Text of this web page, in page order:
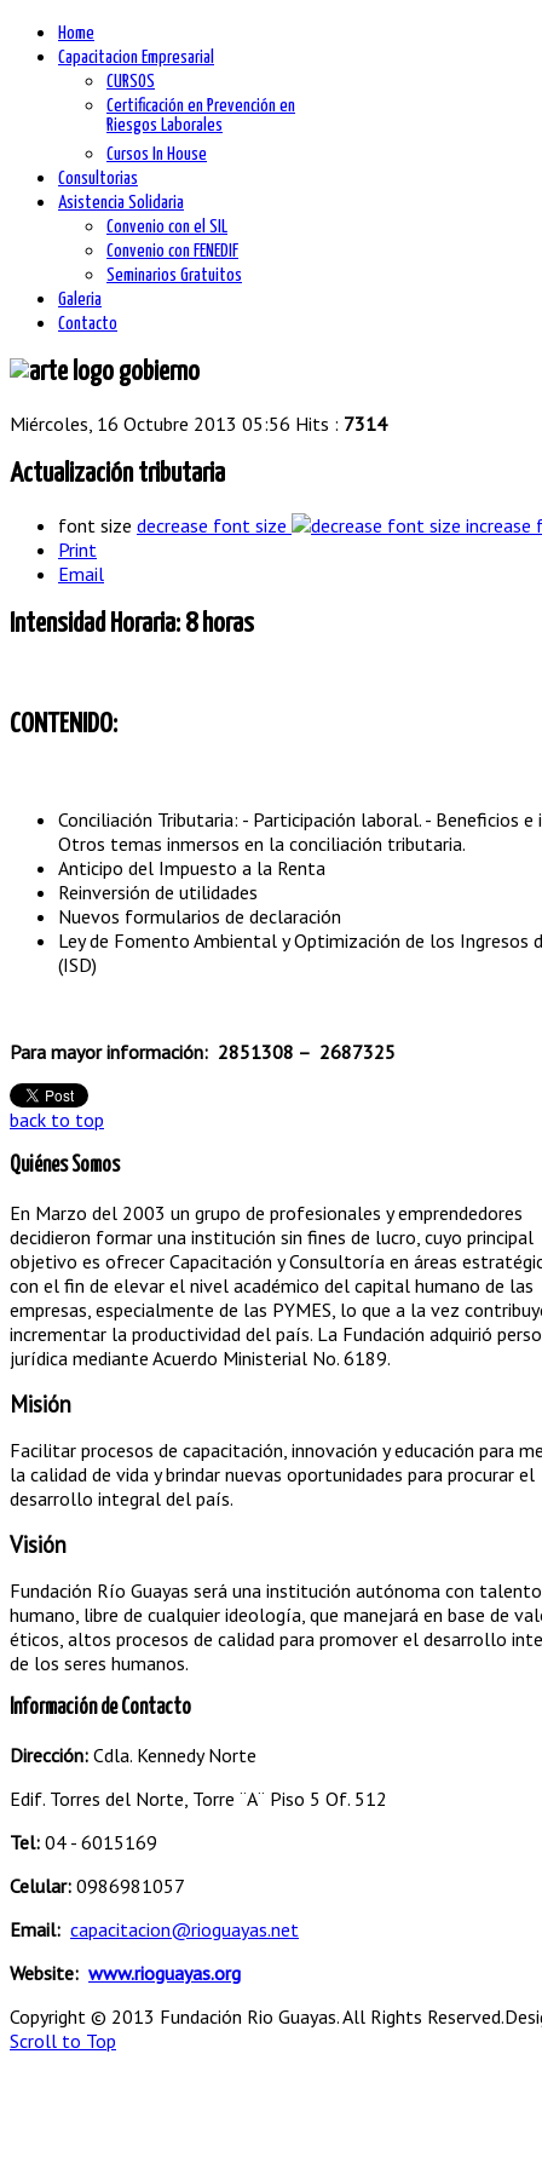
Home
Capacitacion Empresarial
CURSOS
Certificación en Prevención en
Riesgos Laborales
Cursos In House
Consultorias
Asistencia Solidaria
Convenio con el SIL
Convenio con FENEDIF
Seminarios Gratuitos
Galeria
Contacto
Miércoles, 16 Octubre 2013 05:56 Hits : 7314
Actualización tributaria
font size decrease font size
increase
Print
Email
Intensidad Horaria: 8 horas
CONTENIDO:
Conciliación Tributaria: - Participación laboral. - Beneficios
Otros temas inmersos en la conciliación tributaria.
Anticipo del Impuesto a la Renta
Reinversión de utilidades
Nuevos formularios de declaración
Ley de Fomento Ambiental y Optimización de los Ingresos
(ISD)
Para mayor información: 2851308 – 2687325
back to top
Quiénes Somos
En Marzo del 2003 un grupo de profesionales y emprendedores
decidieron formar una institución sin fines de lucro, cuyo principal
objetivo es ofrecer Capacitación y Consultoría en áreas
con el fin de elevar el nivel académico del capital humano de las
empresas, especialmente de las PYMES, lo que a la vez
incrementar la productividad del país. La Fundación adquirió
jurídica mediante Acuerdo Ministerial No. 6189.
Misión
Facilitar procesos de capacitación, innovación y educación para
la calidad de vida y brindar nuevas oportunidades para procurar el
desarrollo integral del país.
Visión
Fundación Río Guayas será una institución autónoma con talento
humano, libre de cualquier ideología, que manejará en base de
éticos, altos procesos de calidad para promover el desarrollo
de los seres humanos.
Información de Contacto
Dirección: Cdla. Kennedy Norte
Edif. Torres del Norte, Torre ¨A¨ Piso 5 Of. 512
Tel: 04 - 6015169
Celular: 0986981057
Email: capacitacion@rioguayas.net
Website: www.rioguayas.org
Copyright © 2013 Fundación Rio Guayas. All Rights Reserved.
Scroll to Top